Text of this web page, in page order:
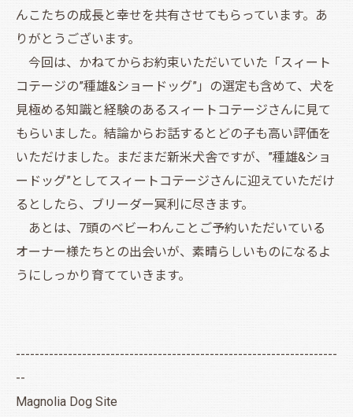
んこたちの成長と幸せを共有させてもらっています。あ
りがとうございます。
今回は、かねてからお約束いただいていた「スィート
コテージの”種雄&ショードッグ”」の選定も含めて、犬を
見極める知識と経験のあるスィートコテージさんに見て
もらいました。結論からお話するとどの子も高い評価を
いただけました。まだまだ新米犬舎ですが、”種雄&ショ
ードッグ”としてスィートコテージさんに迎えていただけ
るとしたら、ブリーダー冥利に尽きます。
あとは、7頭のベビーわんことご予約いただいている
オーナー様たちとの出会いが、素晴らしいものになるよ
うにしっかり育てていきます。
--------------------------------------------------------------------
--
Magnolia Dog Site